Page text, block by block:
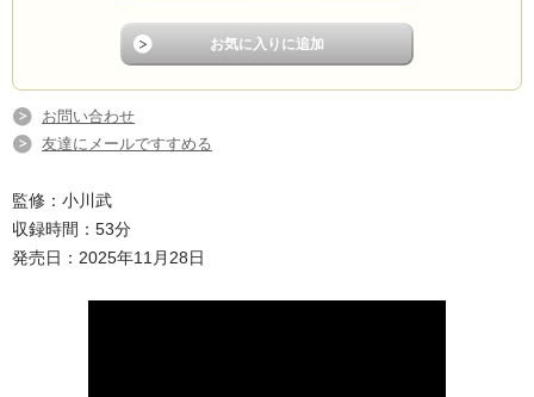
お問い合わせ
友達にメールですすめる
監修：小川武
収録時間：53分
発売日：2025年11月28日